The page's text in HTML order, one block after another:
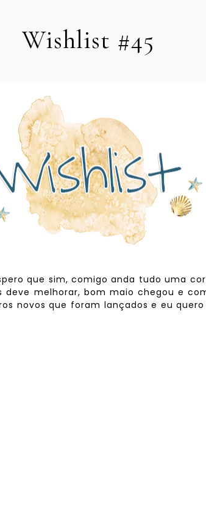
Wishlist #45
que sim, comigo anda tudo uma
deve melhorar, bom maio chegou e
novos que foram lançados e eu